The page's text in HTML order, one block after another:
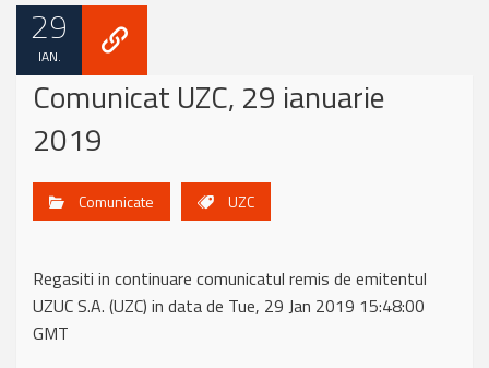
29
IAN.
Comunicat UZC, 29 ianuarie
2019
Comunicate UZC
Regasiti in continuare comunicatul remis de emitentul
UZUC S.A. (UZC) in data de Tue, 29 Jan 2019 15:48:00
GMT